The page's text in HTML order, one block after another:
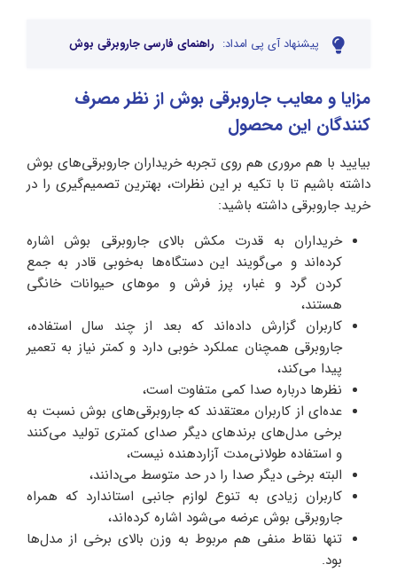
پیشنهاد آی پی امداد: راهنمای فارسی جاروبرقی بوش
مزایا و معایب جاروبرقی بوش از نظر مصرف
کنندگان این محصول
بیایید با هم مروری هم روی تجربه خریداران جاروبرقی‌های بوش
داشته باشیم تا با تکیه بر این نظرات، بهترین تصمیم‌گیری را در
خرید جاروبرقی داشته باشید:
خریداران به قدرت مکش بالای جاروبرقی بوش اشاره
کرده‌اند و می‌گویند این دستگاه‌ها به‌خوبی قادر به جمع
کردن گرد و غبار، پرز فرش و موهای حیوانات خانگی
هستند،
کاربران گزارش داده‌اند که بعد از چند سال استفاده،
جاروبرقی همچنان عملکرد خوبی دارد و کمتر نیاز به تعمیر
پیدا می‌کند،
نظرها درباره صدا کمی متفاوت است،
عده‌ای از کاربران معتقدند که جاروبرقی‌های بوش نسبت به
برخی مدل‌های برندهای دیگر صدای کمتری تولید می‌کنند
و استفاده طولانی‌مدت آزاردهنده نیست،
البته برخی دیگر صدا را در حد متوسط می‌دانند،
کاربران زیادی به تنوع لوازم جانبی استاندارد که همراه
جاروبرقی بوش عرضه می‌شود اشاره کرده‌اند،
تنها نقاط منفی هم مربوط به وزن بالای برخی از مدل‌ها
بود.